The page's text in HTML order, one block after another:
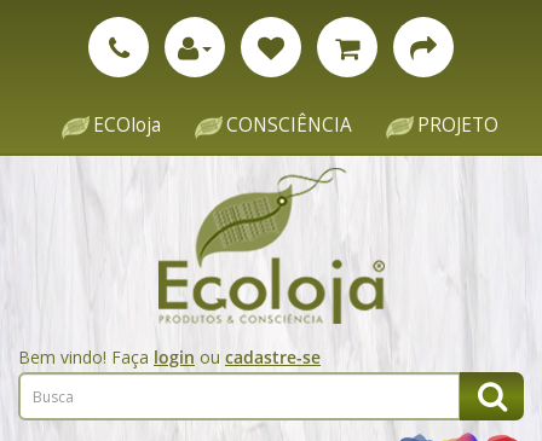
ECOloja CONSCIÊNCIA PROJETO
Bem vindo! Faça login ou cadastre-se